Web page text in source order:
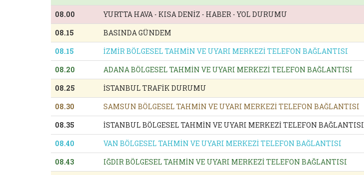
08.00
YURTTA HAVA - KISA DENİZ - HABER - YOL DURUMU
08.15
BASINDA GÜNDEM
08.15
İZMİR BÖLGESEL TAHMİN VE UYARI MERKEZİ TELEFON BAĞLANTISI
08.20
ADANA BÖLGESEL TAHMİN VE UYARI MERKEZİ TELEFON BAĞLANTISI
08.25
İSTANBUL TRAFİK DURUMU
08.30
SAMSUN BÖLGESEL TAHMİN VE UYARI MERKEZİ TELEFON BAĞLANTISI
08.35
İSTANBUL BÖLGESEL TAHMİN VE UYARI MERKEZİ TELEFON BAĞLANTISI
08.40
VAN BÖLGESEL TAHMİN VE UYARI MERKEZİ TELEFON BAĞLANTISI
08.43
IĞDIR BÖLGESEL TAHMİN VE UYARI MERKEZİ TELEFON BAĞLANTISI